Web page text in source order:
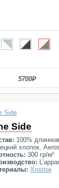
5700
Side
Side
100%
хлопок,
300 гр/м²
Хлопок